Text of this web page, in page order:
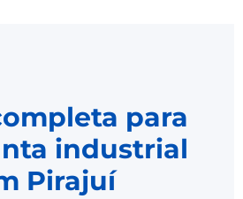
para
industrial
Pirajuí